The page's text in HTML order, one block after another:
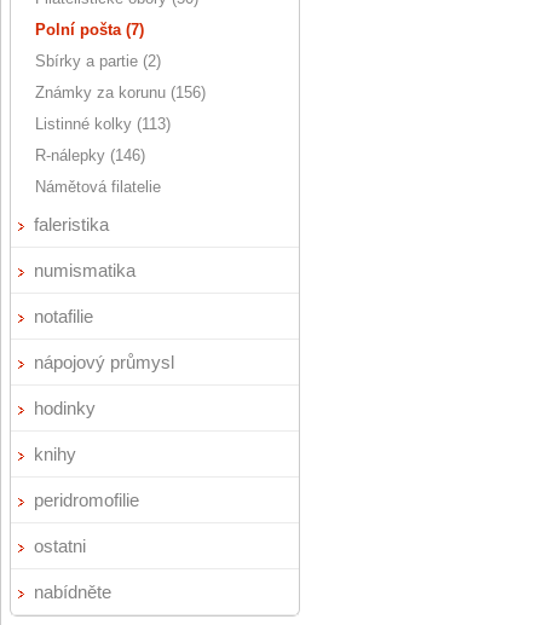
Polní pošta (7)
Sbírky a partie (2)
Známky za korunu (156)
Listinné kolky (113)
R-nálepky (146)
Námětová filatelie
faleristika
numismatika
notafilie
nápojový průmysl
hodinky
knihy
peridromofilie
ostatni
nabídněte